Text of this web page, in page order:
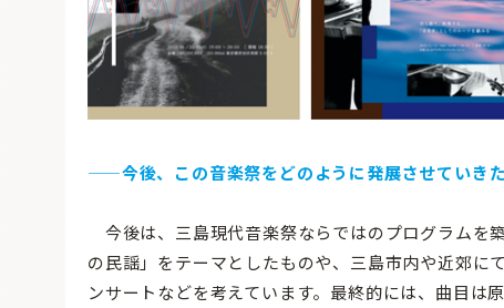
——今後、この音楽祭をどのように発展させていき
今後は、三島現代音楽祭ならではのプログラムを
の民謡」をテーマとしたものや、三島市内や近郊に
ンサートなどを考えています。最終的には、曲目は